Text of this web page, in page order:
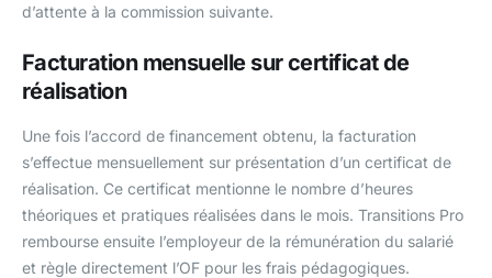
d’attente à la commission suivante.
Facturation mensuelle sur certificat de
réalisation
Une fois l’accord de financement obtenu, la facturation
s’effectue mensuellement sur présentation d’un certificat de
réalisation. Ce certificat mentionne le nombre d’heures
théoriques et pratiques réalisées dans le mois. Transitions Pro
rembourse ensuite l’employeur de la rémunération du salarié
et règle directement l’OF pour les frais pédagogiques.